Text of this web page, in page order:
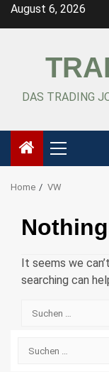
SkipAugust 6, 2026
DAS TRADING
Primary
Menu
Home VW
It seems we
searching can
Suche
Suche